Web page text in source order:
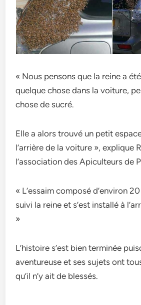
« Nous pensons que la reine a
quelque chose dans la voiture,
chose de sucré.
Elle a alors trouvé un petit
l’arrière de la voiture », explique
l’association des Apiculteurs de
« L’essaim composé d’environ
suivi la reine et s’est installé à
»
L’histoire s’est bien terminée
aventureuse et ses sujets ont
qu’il n’y ait de blessés.